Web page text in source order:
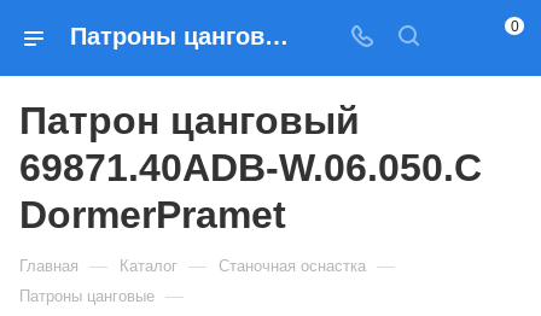
Патроны цанговые Патрон цанговый 69871.40ADB-W.06.050.C DormerPramet — купить по выгодным ценам в Москве 0
Патрон цанговый
69871.40ADB-W.06.050.C
DormerPramet
Главная — Каталог — Станочная оснастка —
Патроны цанговые —